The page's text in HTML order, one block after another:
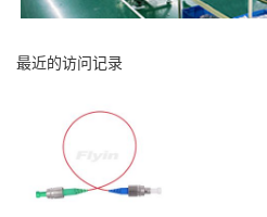
最近的访问记录